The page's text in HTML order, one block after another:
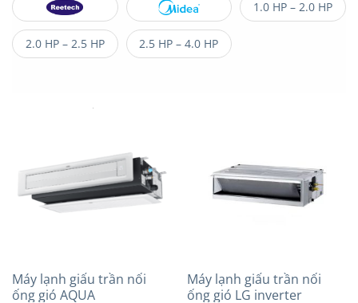
1.0 HP – 2.0 HP
2.0 HP – 2.5 HP 2.5 HP – 4.0 HP
Máy lạnh giấu trần nối
ống gió AQUA
Máy lạnh giấu trần nối
ống gió LG inverter